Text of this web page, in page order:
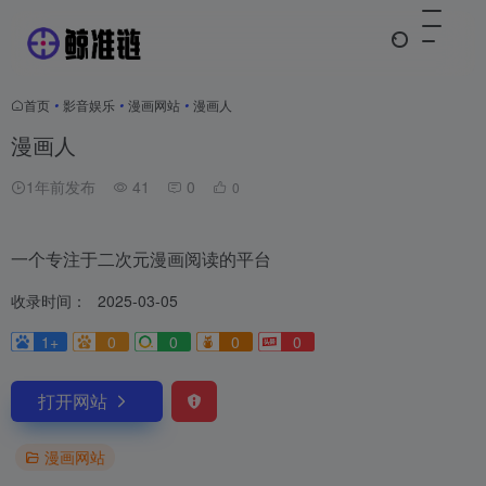
首页 • 影音娱乐 • 漫画网站 • 漫画人
漫画人
1年前发布 41 0 0
一个专注于二次元漫画阅读的平台
收录时间：
2025-03-05
1+
0 0 0 0
打开网站
漫画网站